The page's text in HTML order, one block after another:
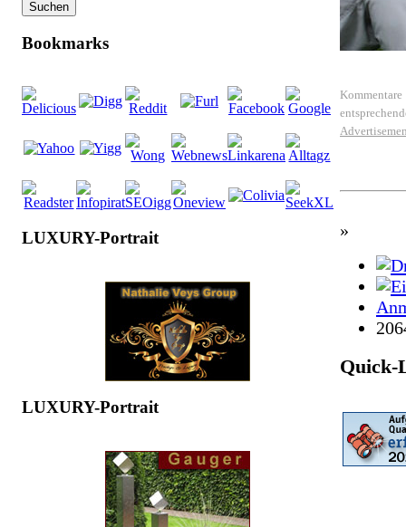
Bookmarks
LUXURY-Portrait
LUXURY-Portrait
»
Quick-